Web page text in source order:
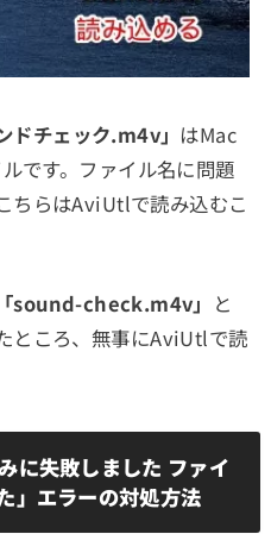
ドチェック.m4v」 はMac
です。ファイル名に問題
ちらはAviUtlで読み込むこ
「sound-check.m4v」 と
ところ、無事にAviUtlで読
に失敗しました ファイ
」エラーの対処方法